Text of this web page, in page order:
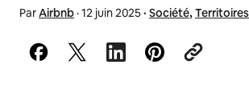
ParAirbnb·12 juin 2025· Société,Territoires